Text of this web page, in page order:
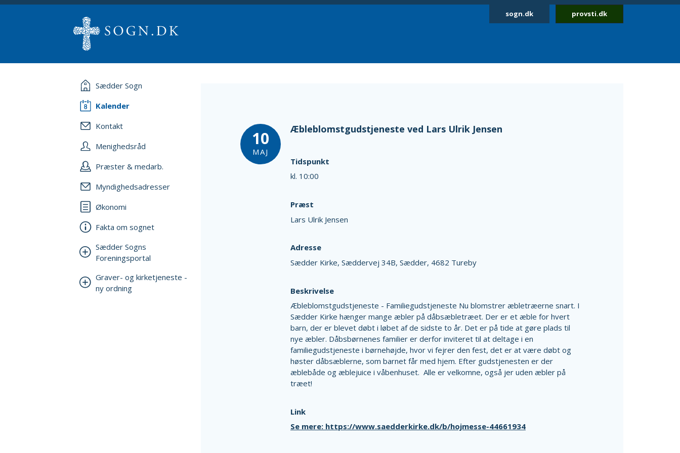
sogn.dk provsti.dk
Sædder Sogn
Kalender
Kontakt
Menighedsråd
Præster & medarb.
Myndighedsadresser
Økonomi
Fakta om sognet
Sædder Sogns
Foreningsportal
Graver- og kirketjeneste -
ny ordning
10
MAJ
Æbleblomstgudstjeneste ved Lars Ulrik Jensen
Tidspunkt
kl. 10:00
Præst
Lars Ulrik Jensen
Adresse
Sædder Kirke, Sæddervej 34B, Sædder, 4682 Tureby
Beskrivelse
Æbleblomstgudstjeneste - Familiegudstjeneste Nu blomstrer æbletræerne snart. I
Sædder Kirke hænger mange æbler på dåbsæbletræet. Der er et æble for hvert
barn, der er blevet døbt i løbet af de sidste to år. Det er på tide at gøre plads til
nye æbler. Dåbsbørnenes familier er derfor inviteret til at deltage i en
familiegudstjeneste i børnehøjde, hvor vi fejrer den fest, det er at være døbt og
høster dåbsæblerne, som barnet får med hjem. Efter gudstjenesten er der
æblebåde og æblejuice i våbenhuset. Alle er velkomne, også jer uden æbler på
træet!
Link
Se mere: https://www.saedderkirke.dk/b/hojmesse-44661934